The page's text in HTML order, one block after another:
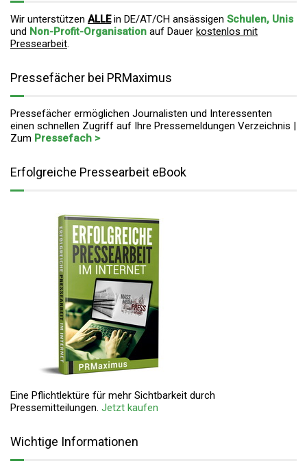
Wir unterstützen ALLEin DE/AT/CH ansässigen Schulen, Unis
und Non-Profit-Organisation auf Dauer kostenlos mit
Pressearbeit.
Pressefächer bei PRMaximus
Pressefächer ermöglichen Journalisten und Interessenten
einen schnellen Zugriff auf Ihre Pressemeldungen Verzeichnis |
Zum Pressefach >
Erfolgreiche Pressearbeit eBook
Eine Pflichtlektüre für mehr Sichtbarkeit durch
Pressemitteilungen. Jetzt kaufen
Wichtige Informationen